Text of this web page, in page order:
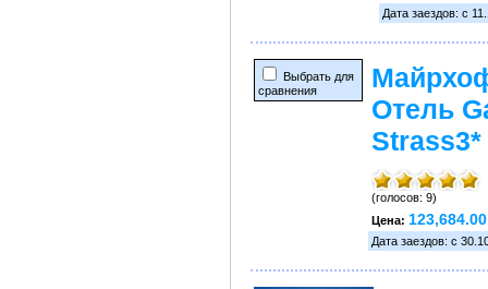
Дата заездов: с
Выбрать для
сравнения
Отель
Strass3*
(голосов: 9)
Цена:
Дата заездов: с